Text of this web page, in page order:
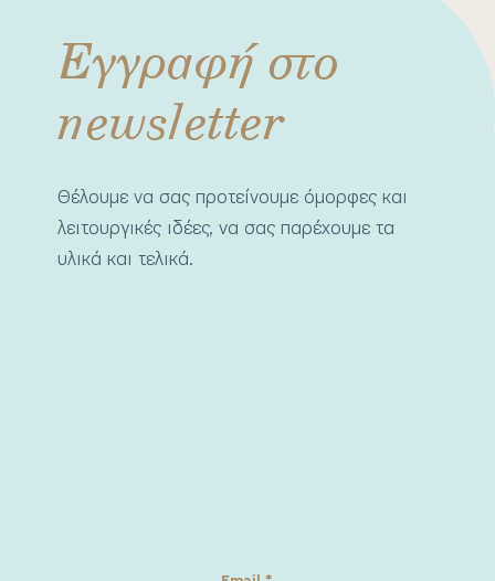
Εγγραφή στο
newsletter
Θέλουμε να σας προτείνουμε όμορφες και
λειτουργικές ιδέες, να σας παρέχουμε τα
υλικά και τελικά.